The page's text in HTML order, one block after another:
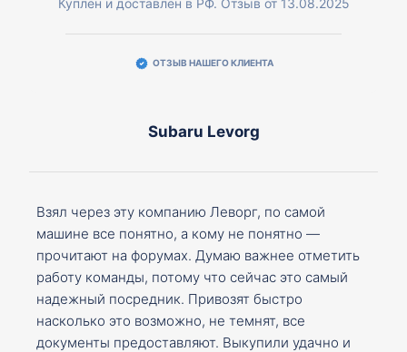
Куплен и доставлен в РФ. Отзыв от 13.08.2025
ОТЗЫВ НАШЕГО КЛИЕНТА
Subaru Levorg
Взял через эту компанию Леворг, по самой
машине все понятно, а кому не понятно —
прочитают на форумах. Думаю важнее отметить
работу команды, потому что сейчас это самый
надежный посредник. Привозят быстро
насколько это возможно, не темнят, все
документы предоставляют. Выкупили удачно и